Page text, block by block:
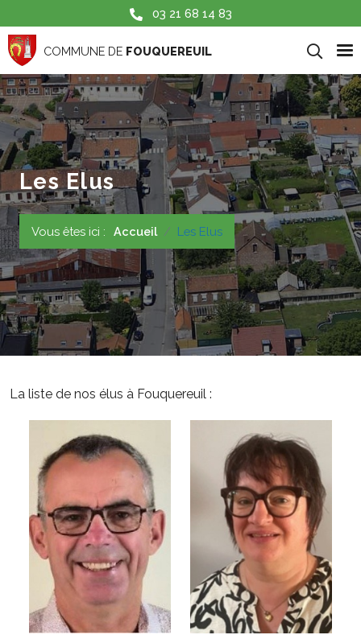
Aller au contenu principal
03 21 68 14 83
COMMUNE DE FOUQUEREUIL
Les Elus
Vous êtes ici : Accueil Les Elus
La liste de nos élus à Fouquereuil :